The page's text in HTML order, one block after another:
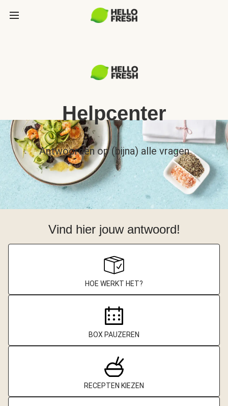
Helpcenter
Antwoorden op (bijna) alle vragen
Vind hier jouw antwoord!
HOE WERKT HET?
BOX PAUZEREN
RECEPTEN KIEZEN